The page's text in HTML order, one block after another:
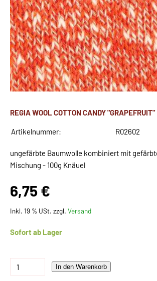
REGIA WOOL COTTON CANDY "GRAPEFRUIT"
Artikelnummer: R02602
ungefärbte Baumwolle kombiniert mit
Mischung - 100g Knäuel
6,75 €
Inkl. 19 % USt. zzgl. Versand
Sofort ab Lager
In den Warenkorb